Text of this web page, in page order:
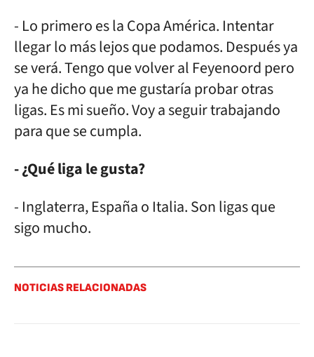
- Lo primero es la Copa América. Intentar
llegar lo más lejos que podamos. Después ya
se verá. Tengo que volver al Feyenoord pero
ya he dicho que me gustaría probar otras
ligas. Es mi sueño. Voy a seguir trabajando
para que se cumpla.
- ¿Qué liga le gusta?
- Inglaterra, España o Italia. Son ligas que
sigo mucho.
NOTICIAS RELACIONADAS